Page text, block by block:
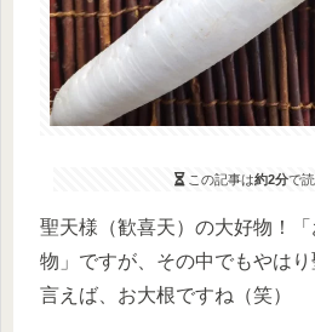
この記事は約2分で読
聖天様（歓喜天）の大好物！
物」ですが、その中でもやは
言えば、お大根ですね（笑）